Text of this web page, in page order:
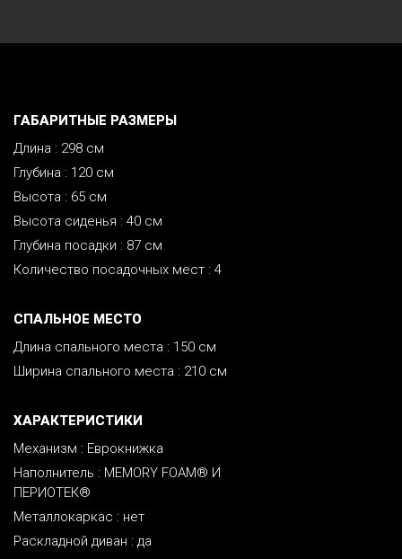
ГАБАРИТНЫЕ РАЗМЕРЫ
Длина : 298 см
Глубина : 120 см
Высота : 65 см
Высота сиденья : 40 см
Глубина посадки : 87 см
Количество посадочных мест : 4
CПАЛЬНОЕ МЕСТО
Длина спального места : 150 см
Ширина спального места : 210 см
ХАРАКТЕРИСТИКИ
Механизм : Еврокнижка
Наполнитель : MEMORY FOAM® И
ПЕРИОТЕК®
Металлокаркас : нет
Раскладной диван : да